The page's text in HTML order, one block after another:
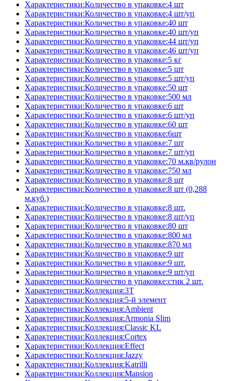
Характеристики:Количество в упаковке:4 шт
Характеристики:Количество в упаковке:4 шт/уп
Характеристики:Количество в упаковке:40 шт
Характеристики:Количество в упаковке:40 шт/уп
Характеристики:Количество в упаковке:44 шт/уп
Характеристики:Количество в упаковке:46 шт/уп
Характеристики:Количество в упаковке:5 кг
Характеристики:Количество в упаковке:5 шт
Характеристики:Количество в упаковке:5 шт/уп
Характеристики:Количество в упаковке:50 шт
Характеристики:Количество в упаковке:500 мл
Характеристики:Количество в упаковке:6 шт
Характеристики:Количество в упаковке:6 шт/уп
Характеристики:Количество в упаковке:60 шт
Характеристики:Количество в упаковке:6шт
Характеристики:Количество в упаковке:7 шт
Характеристики:Количество в упаковке:7 шт/уп
Характеристики:Количество в упаковке:70 м.кв/рулон
Характеристики:Количество в упаковке:750 мл
Характеристики:Количество в упаковке:8 шт
Характеристики:Количество в упаковке:8 шт (0,288
м.куб.)
Характеристики:Количество в упаковке:8 шт.
Характеристики:Количество в упаковке:8 шт/уп
Характеристики:Количество в упаковке:80 шт
Характеристики:Количество в упаковке:800 мл
Характеристики:Количество в упаковке:870 мл
Характеристики:Количество в упаковке:9 шт
Характеристики:Количество в упаковке:9 шт.
Характеристики:Количество в упаковке:9 шт/уп
Характеристики:Количество в упаковке:стик 2 шт.
Характеристики:Коллекция:3T
Характеристики:Коллекция:5-й элемент
Характеристики:Коллекция:Ambient
Характеристики:Коллекция:Armonia Slim
Характеристики:Коллекция:Classic KL
Характеристики:Коллекция:Cortex
Характеристики:Коллекция:Effect
Характеристики:Коллекция:Jazzy
Характеристики:Коллекция:Katrilli
Характеристики:Коллекция:Mansion